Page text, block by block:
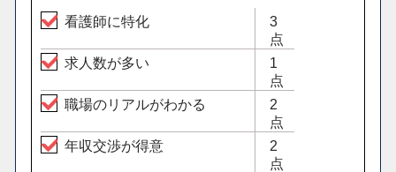
看護師に特化
3
点
求人数が多い
1
点
職場のリアルがわかる
2
点
年収交渉が得意
2
点